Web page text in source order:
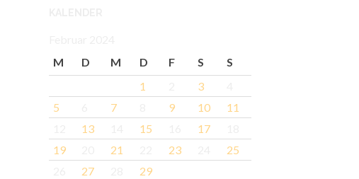
M
D M D F S
S
1
3
5
7 9 10
11
13 15 17
19
21 23
25
27 29